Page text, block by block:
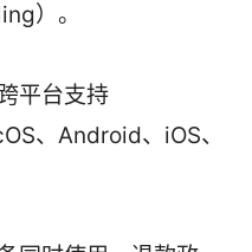
）。
平台支持
、Android、iOS、